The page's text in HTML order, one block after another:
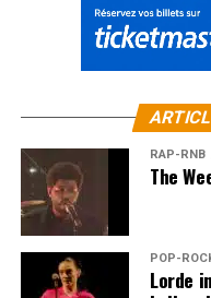
RAP-RNB
The
POP-
Lorde